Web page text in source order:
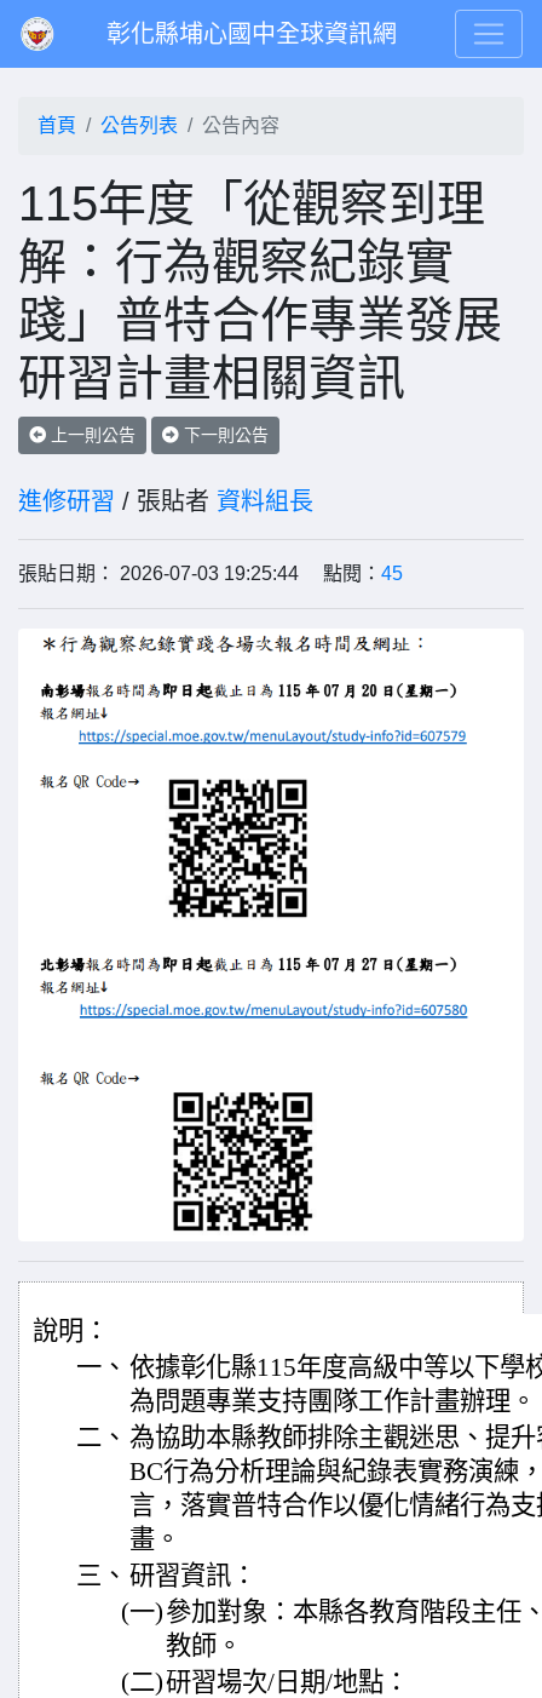
彰化縣埔心國中全球資訊網
首頁 公告列表 公告內容
115年度「從觀察到理
解：行為觀察紀錄實
踐」普特合作專業發展
研習計畫相關資訊
上一則公告 下一則公告
進修研習 / 張貼者 資料組長
張貼日期： 2026-07-03 19:25:44 點閱： 45
說明：
一、 依據彰化縣115年度高級中等以下學
為問題專業支持團隊工作計畫辦理。
二、 為協助本縣教師排除主觀迷思、提
BC行為分析理論與紀錄表實務演練
言，落實普特合作以優化情緒行為
畫。
三、 研習資訊：
(一)參加對象：本縣各教育階段主任
教師。
(二)研習場次/日期/地點：